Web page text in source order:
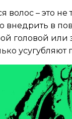
волос – это
внедрить в
головой или
усугубляют